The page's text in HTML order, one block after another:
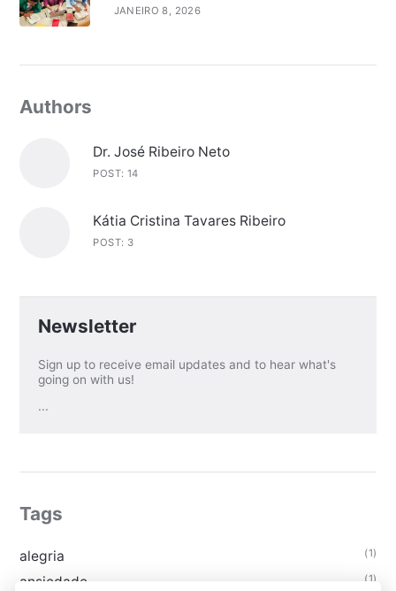
JANEIRO 8, 2026
Authors
Dr. José Ribeiro Neto
POST: 14
Kátia Cristina Tavares Ribeiro
POST: 3
Newsletter
Sign up to receive email updates and to hear what's
going on with us!
...
Tags
alegria (1)
ansiedade (1)